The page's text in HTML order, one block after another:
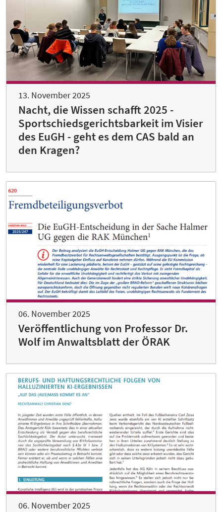
13. November 2025
Nacht, die Wissen schafft 2025 -
Sportschiedsgerichtsbarkeit im Visier
des EuGH - geht es dem CAS bald an
den Kragen?
06. November 2025
Veröffentlichung von Professor Dr.
Wolf im Anwaltsblatt der ÖRAK
06. November 2025